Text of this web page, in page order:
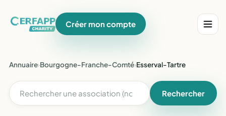
Créer mon compte
Annuaire›Bourgogne-Franche-Comté›Esserval-Tartre
Rechercher